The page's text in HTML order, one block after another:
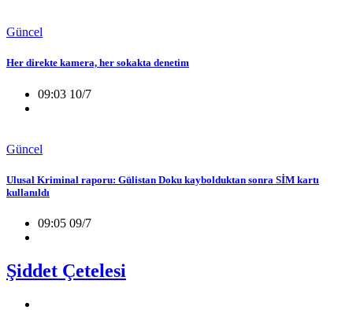
Güncel
Her direkte kamera, her sokakta denetim
09:03 10/7
Güncel
Ulusal Kriminal raporu: Gülistan Doku kaybolduktan sonra SİM kartı
kullanıldı
09:05 09/7
Şiddet Çetelesi